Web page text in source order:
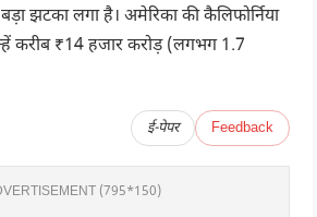
झटका लगा है। अमेरिका की कैलिफोर्निया
करीब ₹14 हजार करोड़ (लगभग 1.7
ई-पेपर Feedback
(795*150)